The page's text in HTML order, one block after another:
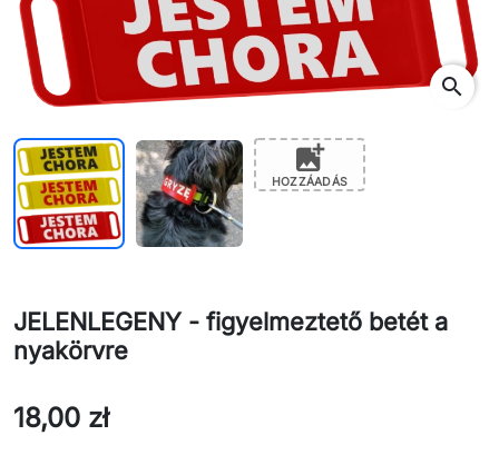
search
add_photo_alternate
HOZZÁADÁS
JELENLEGENY - figyelmeztető betét a
nyakörvre
18,00 zł